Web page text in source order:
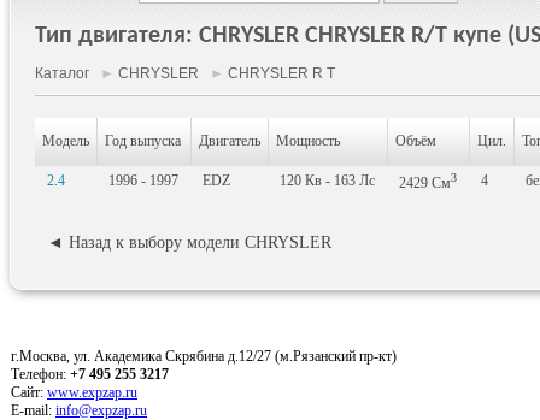
Тип двигателя: CHRYSLER CHRYSLER R/T купе
Каталог ► CHRYSLER ► CHRYSLER R T
Модель Год выпуска Двигатель Мощность Объём Цил.
2.4 1996 - 1997 EDZ 120 Кв - 163 Лс 2429 См3 4
◄ Назад к выбору модели CHRYSLER
г.Москва, ул. Академика Скрябина д.12/27 (м.Рязанский пр-кт)
Телефон: +7 495 255 3217
Сайт: www.expzap.ru
E-mail: info@expzap.ru